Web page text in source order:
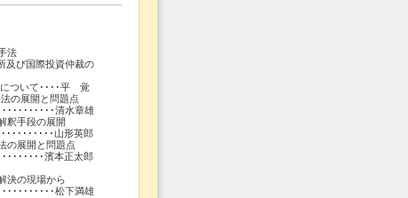
法
び国際投資仲裁の
について････平 覚
の展開と問題点
････清水章雄
釈手段の展開
････････山形英郎
の展開と問題点
･･濱本正太郎
決の現場から
････松下満雄